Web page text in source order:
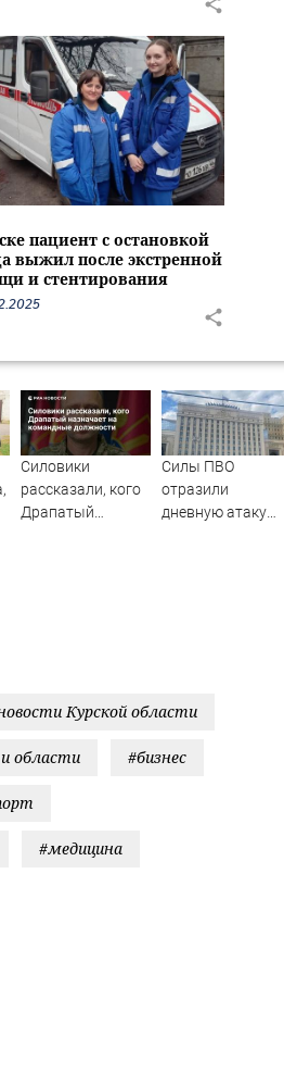
пациент с остановкой
выжил после экстренной
и стентирования
Силовики
рассказали, кого
Драпатый
Силы ПВО
отразили
дневную атаку
Курской области
области #бизнес
#медицина